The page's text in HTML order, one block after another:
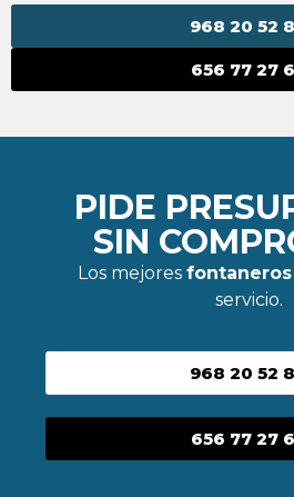
656 77 27
968 20 52
PIDE
SIN
Los mejores
servicio.
656 77 27
968 20 52